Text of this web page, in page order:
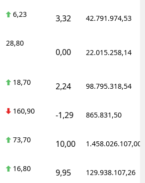
6,23 3,32 42.791.974,53
28,80
0,00 22.015.258,14
18,70 2,24 98.795.318,54
160,90 -1,29 865.831,50
73,70 10,00 1.458.026.107,00
16,80 9,95 129.938.107,26